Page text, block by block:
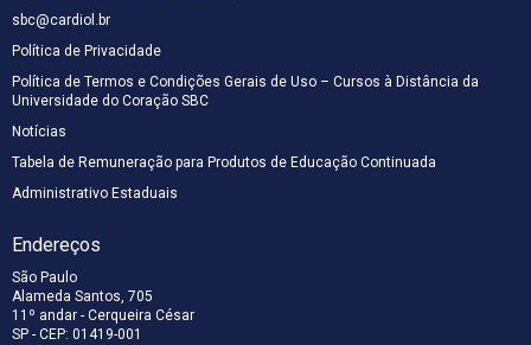
sbc@cardiol.br
Política de Privacidade
Política de Termos e Condições Gerais de Uso – Cursos à Distância da
Universidade do Coração SBC
Notícias
Tabela de Remuneração para Produtos de Educação Continuada
Administrativo Estaduais
Endereços
São Paulo
Alameda Santos, 705
11º andar - Cerqueira César
SP - CEP: 01419-001